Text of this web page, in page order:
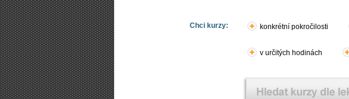
Chci kurzy: konkrétní pokročilosti
v určitých hodinách